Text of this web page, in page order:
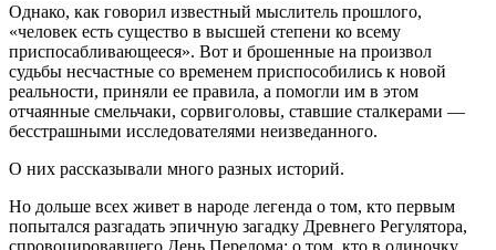
Однако, как говорил известный мыслитель прошлого,
«человек есть существо в высшей степени ко всему
приспосабливающееся». Вот и брошенные на произвол
судьбы несчастные со временем приспособились к новой
реальности, приняли ее правила, а помогли им в этом
отчаянные смельчаки, сорвиголовы, ставшие сталкерами —
бесстрашными исследователями неизведанного.
О них рассказывали много разных историй.
Но дольше всех живет в народе легенда о том, кто первым
попытался разгадать эпичную загадку Древнего Регулятора,
спровоцировавшего День Перелома; о том, кто в одиночку